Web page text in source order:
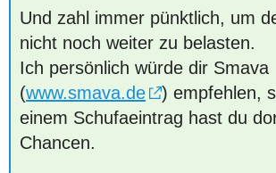
Und zahl immer pünktlich, um
nicht noch weiter zu belasten.
Ich persönlich würde dir Smava
(www.smava.de
) empfehlen,
einem Schufaeintrag hast du
Chancen.